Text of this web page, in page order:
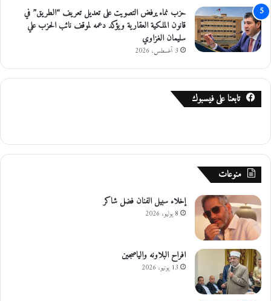
حزب نماء يرفض التصويت على تعديل تعريف “الطريق” في
قانون الملكية العقارية ويؤكد دعمه لموقف نائب الحزب علي
سليمان الغزاوي
3 أغسطس، 2026
تابعنا على فيسبوك
منوعات
إخلاء سبيل الفنان فضل شاكر
8 يوليو، 2026
افراح البلاونه والياصجين
13 يونيو، 2026